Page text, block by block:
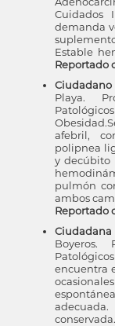
Cuidados
demanda
Estable
Reportado
Playa.
afebril,
polipnea
y decúbito
pulmón
ambos
Reportado
Boyeros.
encuentra
conservada.